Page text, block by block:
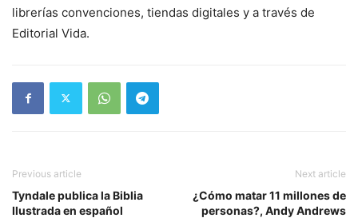
librerías convenciones, tiendas digitales y a través de
Editorial Vida.
Previous article
Tyndale publica la Biblia
Ilustrada en español
Next article
¿Cómo matar 11 millones de
personas?, Andy Andrews